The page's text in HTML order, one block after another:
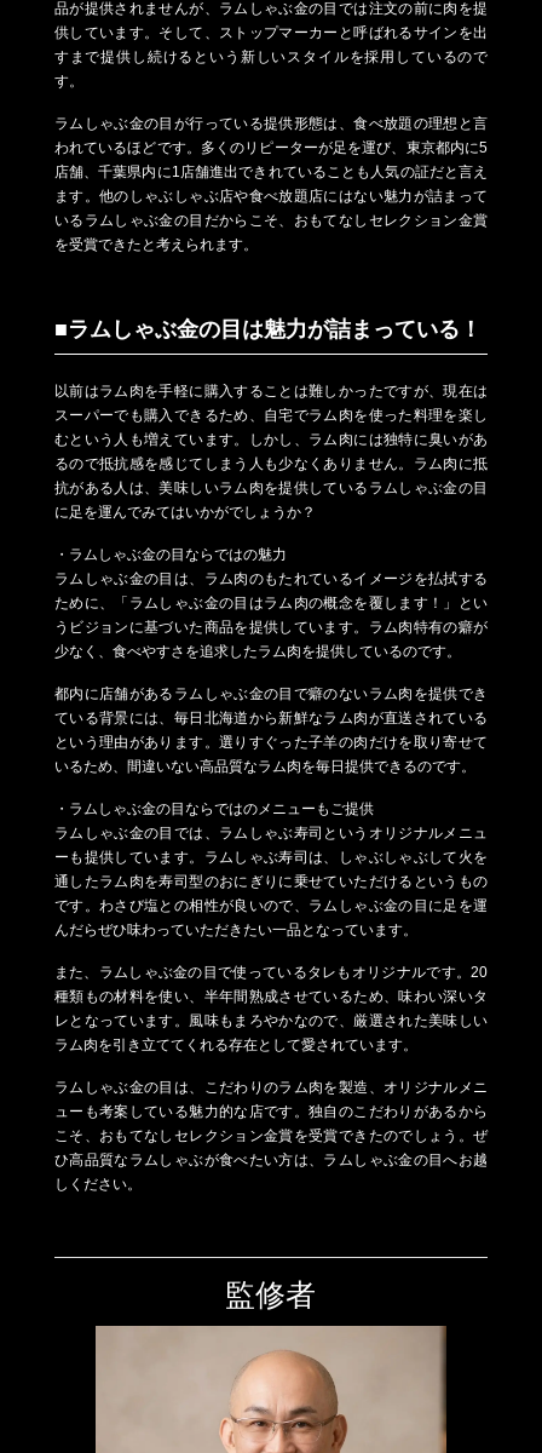
品が提供されませんが、ラムしゃぶ金の目では注文の前に肉を提
供しています。そして、ストップマーカーと呼ばれるサインを出
すまで提供し続けるという新しいスタイルを採用しているので
す。
ラムしゃぶ金の目が行っている提供形態は、食べ放題の理想と言
われているほどです。多くのリピーターが足を運び、東京都内に5
店舗、千葉県内に1店舗進出できれていることも人気の証だと言え
ます。他のしゃぶしゃぶ店や食べ放題店にはない魅力が詰まって
いるラムしゃぶ金の目だからこそ、おもてなしセレクション金賞
を受賞できたと考えられます。
■ラムしゃぶ金の目は魅力が詰まっている！
以前はラム肉を手軽に購入することは難しかったですが、現在は
スーパーでも購入できるため、自宅でラム肉を使った料理を楽し
むという人も増えています。しかし、ラム肉には独特に臭いがあ
るので抵抗感を感じてしまう人も少なくありません。ラム肉に抵
抗がある人は、美味しいラム肉を提供しているラムしゃぶ金の目
に足を運んでみてはいかがでしょうか？
・ラムしゃぶ金の目ならではの魅力
ラムしゃぶ金の目は、ラム肉のもたれているイメージを払拭する
ために、「ラムしゃぶ金の目はラム肉の概念を覆します！」とい
うビジョンに基づいた商品を提供しています。ラム肉特有の癖が
少なく、食べやすさを追求したラム肉を提供しているのです。
都内に店舗があるラムしゃぶ金の目で癖のないラム肉を提供でき
ている背景には、毎日北海道から新鮮なラム肉が直送されている
という理由があります。選りすぐった子羊の肉だけを取り寄せて
いるため、間違いない高品質なラム肉を毎日提供できるのです。
・ラムしゃぶ金の目ならではのメニューもご提供
ラムしゃぶ金の目では、ラムしゃぶ寿司というオリジナルメニュ
ーも提供しています。ラムしゃぶ寿司は、しゃぶしゃぶして火を
通したラム肉を寿司型のおにぎりに乗せていただけるというもの
です。わさび塩との相性が良いので、ラムしゃぶ金の目に足を運
んだらぜひ味わっていただきたい一品となっています。
また、ラムしゃぶ金の目で使っているタレもオリジナルです。20
種類もの材料を使い、半年間熟成させているため、味わい深いタ
レとなっています。風味もまろやかなので、厳選された美味しい
ラム肉を引き立ててくれる存在として愛されています。
ラムしゃぶ金の目は、こだわりのラム肉を製造、オリジナルメニ
ューも考案している魅力的な店です。独自のこだわりがあるから
こそ、おもてなしセレクション金賞を受賞できたのでしょう。ぜ
ひ高品質なラムしゃぶが食べたい方は、ラムしゃぶ金の目へお越
しください。
監修者